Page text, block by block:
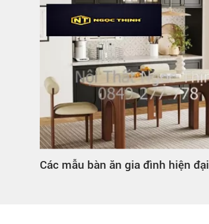
Các mẫu bàn ăn gia đình hiện đại